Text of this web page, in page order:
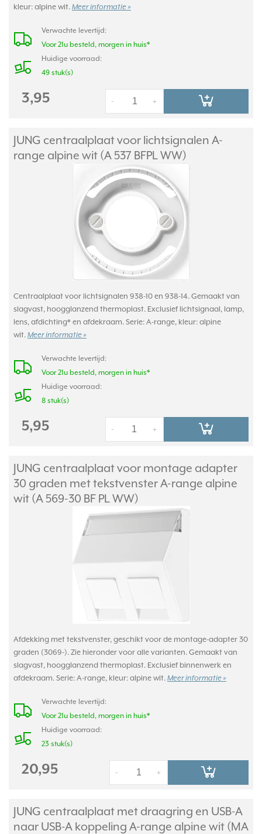
kleur: alpine wit. Meer informatie »
Verwachte levertijd:
Voor 21u besteld, morgen in huis*
Huidige voorraad:
49 stuk(s)
3,95 +
-
JUNG centraalplaat voor lichtsignalen A-
range alpine wit (A 537 BFPL WW)
Centraalplaat voor lichtsignalen 938-10 en 938-14. Gemaakt van
slagvast, hoogglanzend thermoplast. Exclusief lichtsignaal, lamp,
lens, afdichting* en afdekraam. Serie: A-range, kleur: alpine
wit. Meer informatie »
Verwachte levertijd:
Voor 21u besteld, morgen in huis*
Huidige voorraad:
8 stuk(s)
5,95 +
-
JUNG centraalplaat voor montage adapter
30 graden met tekstvenster A-range alpine
wit (A 569-30 BF PL WW)
Afdekking met tekstvenster, geschikt voor de montage-adapter 30
graden (3069-). Zie hieronder voor alle varianten. Gemaakt van
slagvast, hoogglanzend thermoplast. Exclusief binnenwerk en
afdekraam. Serie: A-range, kleur: alpine wit. Meer informatie »
Verwachte levertijd:
Voor 21u besteld, morgen in huis*
Huidige voorraad:
23 stuk(s)
20,95 +
-
JUNG centraalplaat met draagring en USB-A
naar USB-A koppeling A-range alpine wit (MA